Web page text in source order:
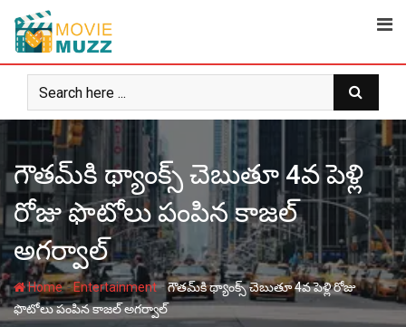
content
గౌతమ్‌కి థ్యాంక్స్ చెబుతూ 4వ పెళ్లి
రోజు ఫొటోలు పంపిన కాజల్
అగర్వాల్
Home-Entertainment-గౌతమ్‌కి థ్యాంక్స్ చెబుతూ 4వ పెళ్లి రోజు
ఫొటోలు పంపిన కాజల్ అగర్వాల్